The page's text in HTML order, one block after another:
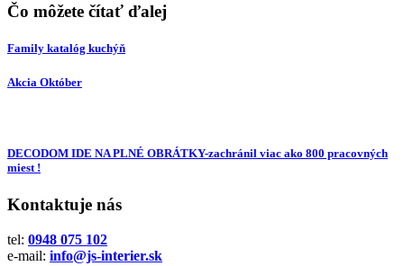
Čo môžete čítať ďalej
Family katalóg kuchýň
Akcia Október
DECODOM IDE NA PLNÉ OBRÁTKY-zachránil viac ako 800 pracovných
miest !
Kontaktuje nás
tel: 0948 075 102
e-mail: info@js-interier.sk